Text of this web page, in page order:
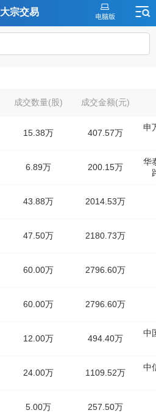
大宗交易
成交数量(股) 成交金额(元)
15.38万 407.57万
申
6.89万 200.15万
华
43.88万 2014.53万
47.50万 2180.73万
60.00万 2796.60万
60.00万 2796.60万
12.00万 494.40万
中
24.00万 1109.52万
中
5.00万 257.50万